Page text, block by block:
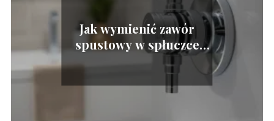
Jak wymienić zawór
spustowy w spłuczce
podtynkowej Cersanit?